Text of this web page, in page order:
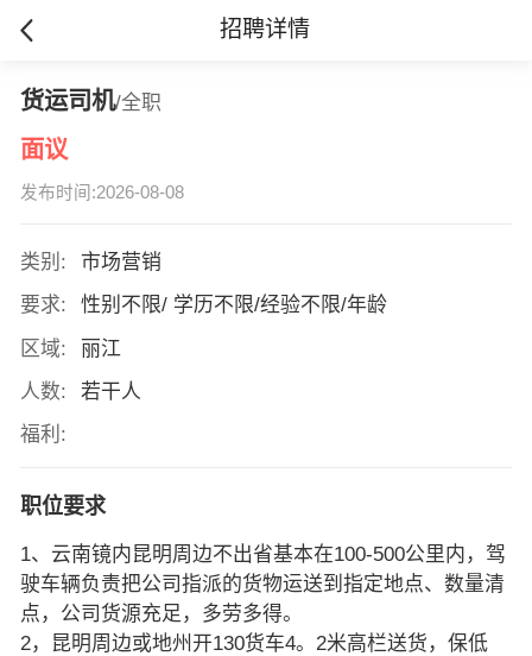
招聘详情
货运司机/全职
面议
发布时间:2026-08-08
类别:
市场营销
要求:
性别不限/ 学历不限/经验不限/年龄
区域:
丽江
人数:
若干人
福利:
职位要求
1、云南镜内昆明周边不出省基本在100-500公里内，驾
驶车辆负责把公司指派的货物运送到指定地点、数量清
点，公司货源充足，多劳多得。
2，昆明周边或地州开130货车4。2米高栏送货，保低